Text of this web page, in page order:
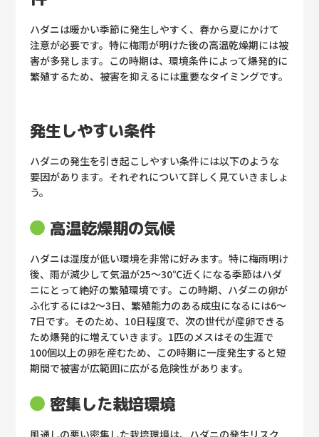
ハダニは暖かい季節に発生しやすく、春から夏にかけて
注意が必要です。特に梅雨が明けた後の高温乾燥期には被
害が多発します。この時期は、環境条件によって爆発的に
繁殖するため、被害を抑えるには重要なタイミングです。
発生しやすい条件
ハダニの発生を引き起こしやすい条件には以下のような
要因があります。それぞれについて詳しく見ていきましょ
う。
高温乾燥期の気候
ハダニは湿度が低い環境を非常に好みます。特に梅雨明け
後、雨が減少して気温が25～30℃近くになる季節はハダ
ニにとって絶好の繁殖環境です。この時期、ハダニの卵が
ふ化するには2～3日、繁殖能力のある成虫になるには6～
7日です。そのため、10日程度で、次の世代が産卵できる
ため爆発的に増えていきます。1匹のメスはその生涯で
100個以上の卵を産むため、この時期に一度発生すると短
期間で被害が広範囲に広がる危険性があります。
密集した栽培環境
風通しの悪い密集した栽培環境は、ハダニの発生リスク